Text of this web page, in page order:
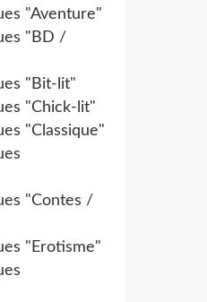
"Aventure"
"BD /
"Bit-lit"
"Chick-lit"
"Classique"
"Contes /
"Erotisme"